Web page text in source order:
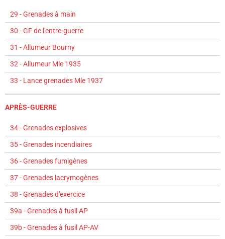
29 - Grenades à main
30 - GF de l'entre-guerre
31 - Allumeur Bourny
32 - Allumeur Mle 1935
33 - Lance grenades Mle 1937
APRÈS-GUERRE
34 - Grenades explosives
35 - Grenades incendiaires
36 - Grenades fumigènes
37 - Grenades lacrymogènes
38 - Grenades d'exercice
39a - Grenades à fusil AP
39b - Grenades à fusil AP-AV